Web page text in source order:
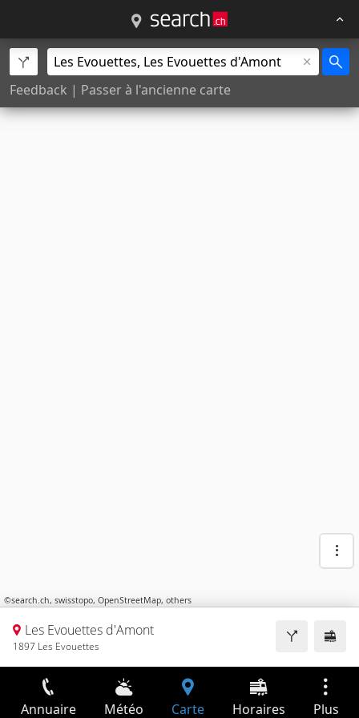
Feedback | Passer à l'ancienne carte
©search.ch, swisstopo, OpenStreetMap, others
Les Evouettes d'Amont
1897 Les Evouettes
Annuaire Météo Carte Horaires Plus